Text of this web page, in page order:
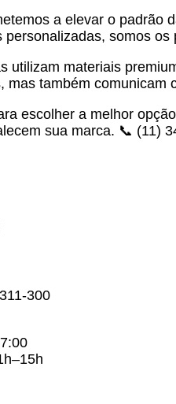
a elevar o padrão
personalizadas, somos
utilizam materiais
mas também comunicam
escolher a melhor
sua marca. 📞 (11)
300